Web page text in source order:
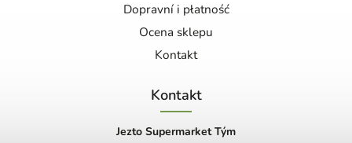
Dopravní i płatność
Ocena sklepu
Kontakt
Kontakt
Jezto Supermarket Tým